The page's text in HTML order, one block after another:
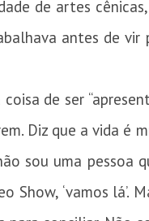
de artes
antes de
de ser
Diz que a vida é
sou uma
Show, ‘vamos